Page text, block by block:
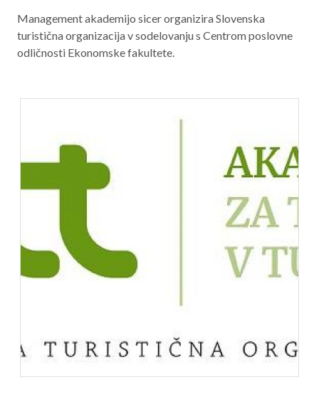
Management akademijo sicer organizira Slovenska
turistična organizacija v sodelovanju s Centrom poslovne
odličnosti Ekonomske fakultete.